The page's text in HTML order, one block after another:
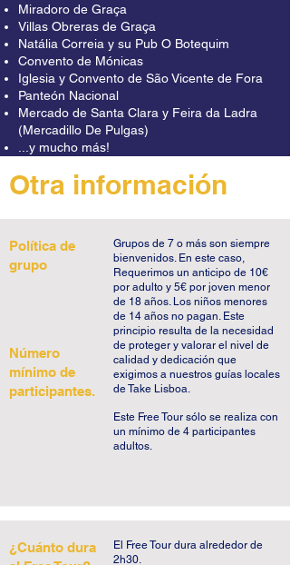
casa más antigua de Lisboa en el Largo
da Achada o el decadente Palácio Rosa y
su hermosa entrada barroca. ¿Sabías que
la primera casa de los Jesuitas está a la
vuelta de la esquina?
Al empezar a subir la Colina de São
Jorge, una de las 7 colinas históricas de
Lisboa, descubriremos uno de los
escondido en las laberínticas calles de
Lisboa. En la cima del jardín,
admiraremos una de las vistas más
encantadoras de Lisboa con la Igreja da
Graça y el Castelo de São Jorge
enmarcados por el río Tajo. Hemos
llegado al Miradouro Sophia de Mello
Breyner Andresen, que todos los lisboetas
siguen llamando Miradouro da Graça.
Mientras las campanas de la iglesia
se dice, el rey Afonso Henriques acampó
de 1147. En el Free Tour de Mouraria y
Miradoro de Graça
Villas Obreras de Graça
Natália Correia y su Pub O Botequim
Convento de Mónicas
Iglesia y Convento de São Vicente de Fora
Panteón Nacional
Mercado de Santa Clara y Feira da Ladra
(Mercadillo De Pulgas)
...y mucho más!
Otra información
Política de
grupo
Número
mínimo de
participantes.
Grupos de 7 o más son siempre
bienvenidos. En este caso,
Requerimos un anticipo de 10€
por adulto y 5€ por joven menor
de 18 años. Los niños menores
de 14 años no pagan. Este
principio resulta de la necesidad
de proteger y valorar el nivel de
calidad y dedicación que
exigimos a nuestros guías locales
de Take Lisboa.
Este Free Tour sólo se realiza con
un mínimo de 4 participantes
adultos.
¿Cuánto dura
El Free Tour dura alrededor de
2h30.